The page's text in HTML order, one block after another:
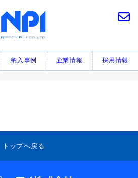
納入事例 企業情報 採用情報
トップへ戻る